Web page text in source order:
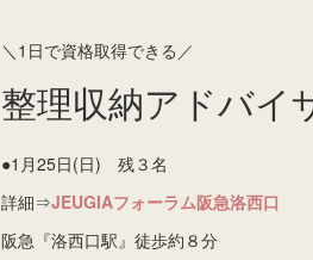
＼1日で資格取得できる／
整理収納アドバイ
●1月25日(日) 残３名
詳細⇒JEUGIAフォーラム阪急洛西口
阪急『洛西口駅』徒歩約８分